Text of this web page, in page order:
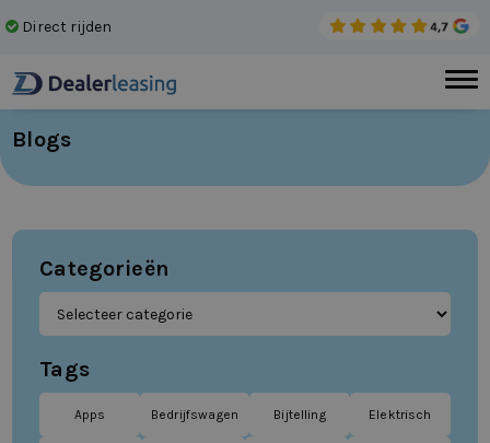
Direct rijden
Blogs
Categorieën
Tags
Apps Bedrijfswagen Bijtelling Elektrisch